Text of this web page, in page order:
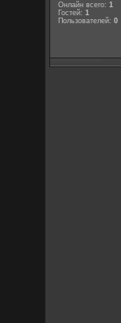
Онлайн всего:1
Гостей:1
Пользователей:0